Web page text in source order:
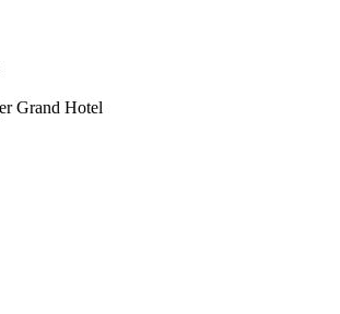
Grand Hotel